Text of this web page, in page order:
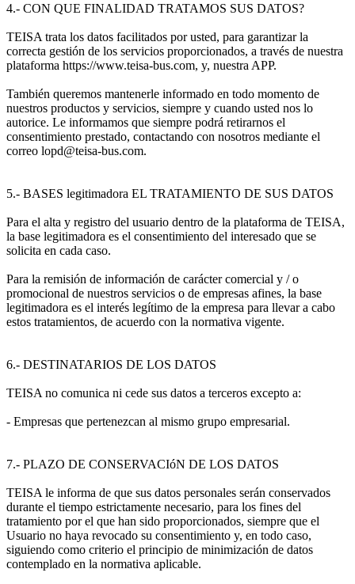
4.- CON QUE FINALIDAD TRATAMOS SUS DATOS?
TEISA trata los datos facilitados por usted, para garantizar la
correcta gestión de los servicios proporcionados, a través de nuestra
plataforma https://www.teisa-bus.com, y, nuestra APP.
También queremos mantenerle informado en todo momento de
nuestros productos y servicios, siempre y cuando usted nos lo
autorice. Le informamos que siempre podrá retirarnos el
consentimiento prestado, contactando con nosotros mediante el
correo lopd@teisa-bus.com.
5.- BASES legitimadora EL TRATAMIENTO DE SUS DATOS
Para el alta y registro del usuario dentro de la plataforma de TEISA,
la base legitimadora es el consentimiento del interesado que se
solicita en cada caso.
Para la remisión de información de carácter comercial y / o
promocional de nuestros servicios o de empresas afines, la base
legitimadora es el interés legítimo de la empresa para llevar a cabo
estos tratamientos, de acuerdo con la normativa vigente.
6.- DESTINATARIOS DE LOS DATOS
TEISA no comunica ni cede sus datos a terceros excepto a:
- Empresas que pertenezcan al mismo grupo empresarial.
7.- PLAZO DE CONSERVACIóN DE LOS DATOS
TEISA le informa de que sus datos personales serán conservados
durante el tiempo estrictamente necesario, para los fines del
tratamiento por el que han sido proporcionados, siempre que el
Usuario no haya revocado su consentimiento y, en todo caso,
siguiendo como criterio el principio de minimización de datos
contemplado en la normativa aplicable.